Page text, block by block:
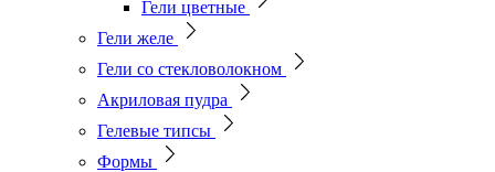
Гели цветные
Гели желе
Гели со стекловолокном
Акриловая пудра
Гелевые типсы
Формы